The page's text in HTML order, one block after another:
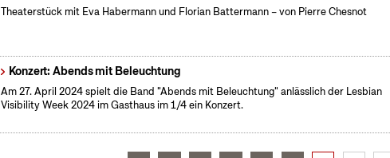
Theaterstück mit Eva Habermann und Florian Battermann – von Pierre Chesnot
Konzert: Abends mit Beleuchtung
Am 27. April 2024 spielt die Band "Abends mit Beleuchtung" anlässlich der Lesbian
Visibility Week 2024 im Gasthaus im 1/4 ein Konzert.